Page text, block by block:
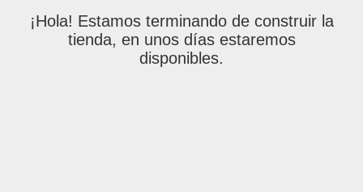
¡Hola! Estamos terminando de construir la
tienda, en unos días estaremos
disponibles.